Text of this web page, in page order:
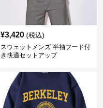
¥3,420 (税込)
スウェットメンズ 半袖フード付
き快適セットアップ